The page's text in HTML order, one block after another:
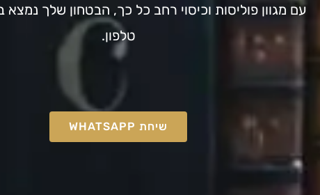
עם מגוון פוליסות וכיסוי רחב כל כך, הבטחון שלך
טלפון.
שיחת ‪WHATSAPP